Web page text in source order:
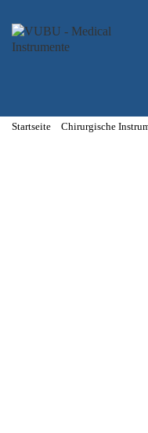
Startseite Chirurgische